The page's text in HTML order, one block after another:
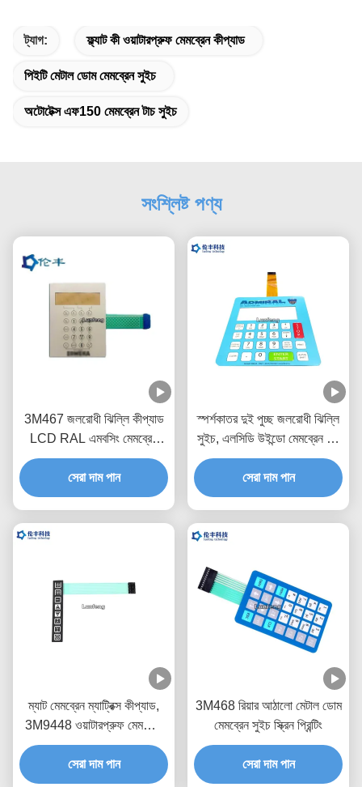
ট্যাগ: ফ্ল্যাট কী ওয়াটারপ্রুফ মেমব্রেন কীপ্যাড
পিইটি মেটাল ডোম মেমব্রেন সুইচ
অটোটেক্স এফ150 মেমব্রেন টাচ সুইচ
সংশ্লিষ্ট পণ্য
3M467 জলরোধী ঝিল্লি কীপ্যাড
LCD RAL এমবসিং মেমব্রেন
সুইচ
সেরা দাম পান
স্পর্শকাতর দুই পুচ্ছ জলরোধী ঝিল্লি
সুইচ, এলসিডি উইন্ডো মেমব্রেন টাচ
সুইচ
সেরা দাম পান
ম্যাট মেমব্রেন ম্যাট্রিক্স কীপ্যাড,
3M9448 ওয়াটারপ্রুফ মেমব্রেন
কীপ্যাড
সেরা দাম পান
3M468 রিয়ার আঠালো মেটাল ডোম
মেমব্রেন সুইচ স্ক্রিন প্রিন্টিং
সেরা দাম পান